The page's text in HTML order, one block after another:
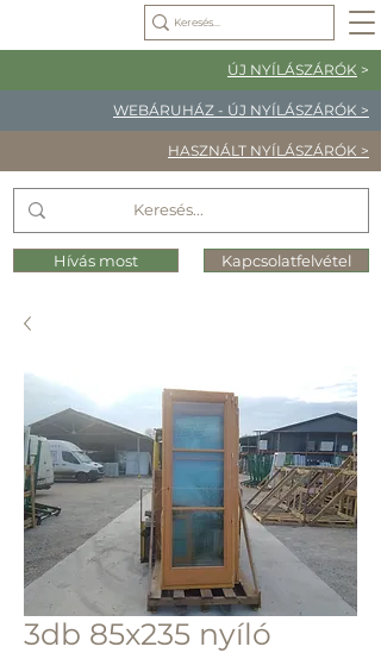
ÚJ NYÍLÁSZÁRÓK >
WEBÁRUHÁZ - ÚJ NYÍLÁSZÁRÓK >
HASZNÁLT NYÍLÁSZÁRÓK >
Hívás most Kapcsolatfelvétel
3db 85x235 nyíló